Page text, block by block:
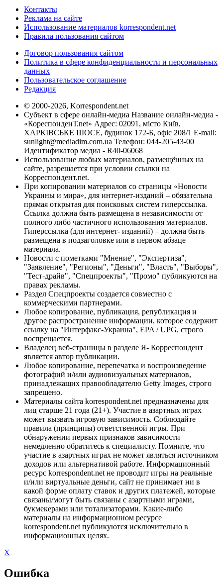
Контакты
Реклама на сайте
Использование материалов korrespondent.net
Правила пользования сайтом
Договор пользования сайтом
Политика в сфере конфиденциальности и персональных
данных
Пользовательское соглашение
Редакция
© 2000-2026, Korrespondent.net
Субъект в сфере онлайн-медиа Название онлайн-медиа -
«КореспонденТ.net» Адрес: 02091, місто Київ,
ХАРКІВСЬКЕ ШОСЕ, будинок 172-Б, офіс 208/1 E-mail:
sunlight@mediadim.com.ua Телефон: 044-205-43-00
Идентификатор медиа - R40-06068
Использование любых материалов, размещённых на
сайте, разрешается при условии ссылки на
Корреспондент.net.
При копировании материалов со страницы «Новости
Украины и мира», для интернет-изданий – обязательна
прямая открытая для поисковых систем гиперссылка.
Ссылка должна быть размещена в независимости от
полного либо частичного использования материалов.
Гиперссылка (для интернет- изданий) – должна быть
размещена в подзаголовке или в первом абзаце
материала.
Новости с пометками "Мнение", "Экспертиза",
"Заявление", "Регионы", "Деньги", "Власть", "Выборы",
"Тест-драйв", "Спецпроекты", "Промо" публикуются на
правах рекламы.
Раздел Спецпроекты создается совместно с
коммерческими партнерами.
Любое копирование, публикация, републикация и
другое распространение информации, которое содержит
ссылку на "Интерфакс-Украина", EPA / UPG, строго
воспрещается.
Владелец веб-страницы в разделе Я- Корреспондент
является автор публикации.
Любое копирование, перепечатка и воспроизведение
фотографий и/или аудиовизуальных материалов,
принадлежащих правообладателю Getty Images, строго
запрещено.
Материалы сайта korrespondent.net предназначены для
лиц старше 21 года (21+). Участие в азартных играх
может вызвать игровую зависимость. Соблюдайте
правила (принципы) ответственной игры. При
обнаружении первых признаков зависимости
немедленно обратитесь к специалисту. Помните, что
участие в азартных играх не может являться источником
доходов или альтернативой работе. Информационный
ресурс korrespondent.net не проводит игры на реальные
и/или виртуальные деньги, сайт не принимает ни в
какой форме оплату ставок и других платежей, которые
связаны/могут быть связаны с азартными играми,
букмекерами или тотализаторами. Какие-либо
материалы на информационном ресурсе
korrespondent.net публикуются исключительно в
информационных целях.
X
Ошибка